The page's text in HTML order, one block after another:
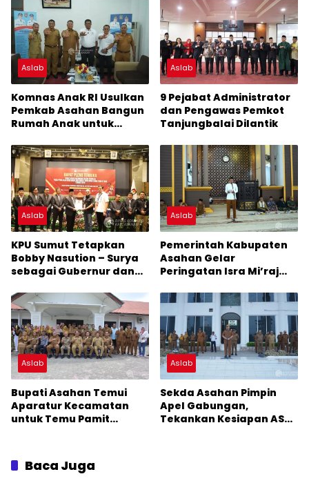
Aslab
Komnas Anak RI Usulkan
Pemkab Asahan Bangun
Rumah Anak untuk
Aslab
9 Pejabat Administrator
dan Pengawas Pemkot
Tanjungbalai Dilantik
Aslab
KPU Sumut Tetapkan
Bobby Nasution – Surya
sebagai Gubernur dan
2025-2030
Aslab
Pemerintah Kabupaten
Asahan Gelar
Peringatan Isra Mi’raj
1446 H/2025 M
Aslab
Bupati Asahan Temui
Aparatur Kecamatan
untuk Temu Pamit
Aslab
Sekda Asahan Pimpin
Apel Gabungan,
Tekankan Kesiapan ASN
Baca Juga